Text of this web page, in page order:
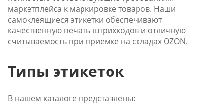
маркетплейса к маркировке товаров. Наши
самоклеящиеся этикетки обеспечивают
качественную печать штрихкодов и отличную
считываемость при приемке на складах OZON.
Типы этикеток
В нашем каталоге представлены: